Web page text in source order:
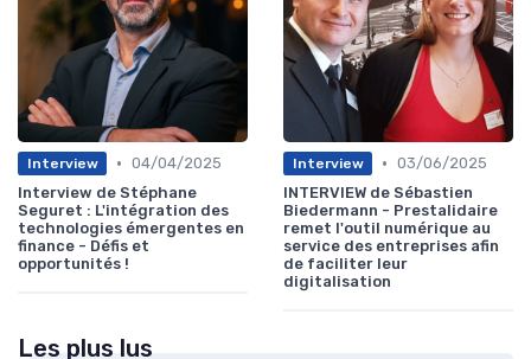
Interview • 04/04/2025
Interview de Stéphane
Seguret : L'intégration des
technologies émergentes en
finance - Défis et
opportunités !
Interview • 03/06/2025
INTERVIEW de Sébastien
Biedermann - Prestalidaire
remet l'outil numérique au
service des entreprises afin
de faciliter leur
digitalisation
Les plus lus